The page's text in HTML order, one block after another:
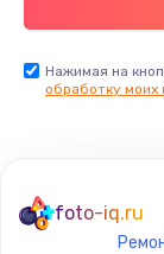
Нажимая на
обработку моих
foto-iq.ru